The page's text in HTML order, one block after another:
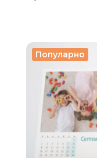
Популарно